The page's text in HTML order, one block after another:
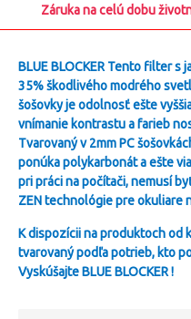
Záruka na celú dobu
BLUE BLOCKER Tento filter s
35% škodlivého modrého
šošovky je odolnosť ešte
vnímanie kontrastu a farieb
Tvarovaný v 2mm PC
ponúka polykarbonát a ešte
pri práci na počítači, nemusí
ZEN technológie pre okuliare
K dispozícii na produktoch od
tvarovaný podľa potrieb, kto
Vyskúšajte BLUE BLOCKER!